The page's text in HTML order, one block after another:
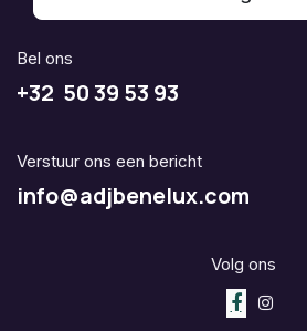
Bel ons
+32 50 39 53 93
Verstuur ons een bericht
info@adjbenelux.com
Volg ons